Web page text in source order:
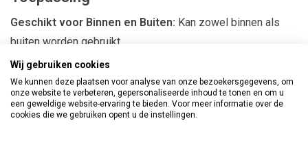
Geschikt voor Binnen en Buiten: Kan zowel binnen als
buiten worden gebruikt.
Veelzijdig in Gebruik:
glas, kunststof, steen, carrosserie, polyester oppervlakken,
lasnaden, boten, radiatoren en leidingen.
Reparatie van Diverse Defecten:Ideaal voor het
Wij gebruiken cookies
We kunnen deze plaatsen voor analyse van onze bezoekersgegevens, om
onze website te verbeteren, gepersonaliseerde inhoud te tonen en om u
een geweldige website-ervaring te bieden. Voor meer informatie over de
cookies die we gebruiken opent u de instellingen.